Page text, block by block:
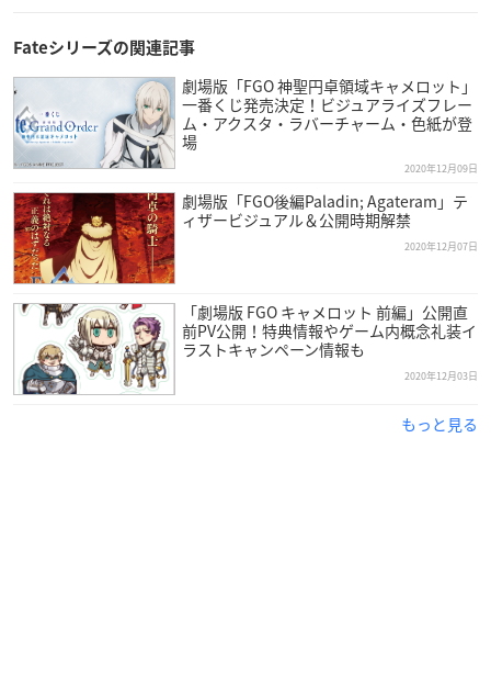
マルイファミリー溝口
開催場所：5F イベントスペース
営業時間：10:30〜20:00 ※最終日は18:30まで
※「３つの密」を避けるため、入場制限や入場整理券が配布さ
れる場合がございます。
※内容は予告なく変更になる場合がございます。予めご容赦く
ださいませ。
Fateシリーズの関連記事
劇場版「FGO 神聖円卓領域キャメロット」
一番くじ発売決定！ビジュアライズフレー
ム・アクスタ・ラバーチャーム・色紙が登
場
2020年12月09日
劇場版「FGO後編Paladin; Agateram」テ
ィザービジュアル＆公開時期解禁
2020年12月07日
「劇場版 FGO キャメロット 前編」公開直
前PV公開！特典情報やゲーム内概念礼装イ
ラストキャンペーン情報も
2020年12月03日
もっと見る